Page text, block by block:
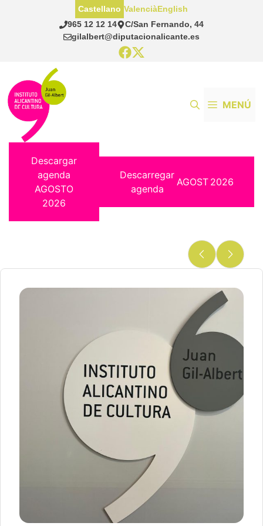
965 12 12 14
C/San Fernando, 44
gilalbert@diputacionalicante.es
Castellano ValenciàEnglish
MENÚ
Descargar
agenda
AGOSTO
2026
Descarregar
agenda
AGOST 2026